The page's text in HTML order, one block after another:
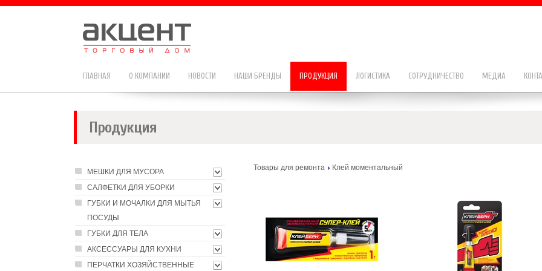
ГЛАВНАЯ О КОМПАНИИ НОВОСТИ НАШИ БРЕНДЫ ПРОДУКЦИЯ ЛОГИСТИКА СОТРУДНИЧЕСТВО МЕДИА
Продукция
МЕШКИ ДЛЯ МУСОРА
САЛФЕТКИ ДЛЯ УБОРКИ
ГУБКИ И МОЧАЛКИ ДЛЯ МЫТЬЯ
ПОСУДЫ
ГУБКИ ДЛЯ ТЕЛА
АКСЕССУАРЫ ДЛЯ КУХНИ
ПЕРЧАТКИ ХОЗЯЙСТВЕННЫЕ
Товары для ремонта Клей моментальный